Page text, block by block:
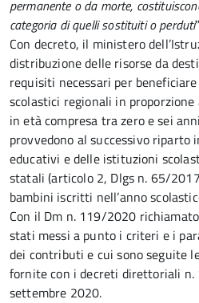
permanente o da morte,
categoria di quelli sostituiti o perduti
Con decreto, il ministero
distribuzione delle risorse da
requisiti necessari per
scolastici regionali in
in età compresa tra zero e sei
provvedono al successivo riparto
educativi e delle istituzioni
statali (articolo 2, Dlgs n. 65/
bambini iscritti nell’anno
Con il Dm n. 119/2020
stati messi a punto i criteri e i
dei contributi e cui sono seguite
fornite con i decreti direttoriali n.
settembre 2020.